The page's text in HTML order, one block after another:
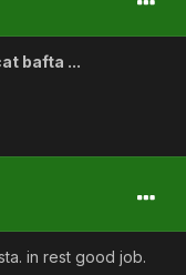
bafta ...
in rest good job.